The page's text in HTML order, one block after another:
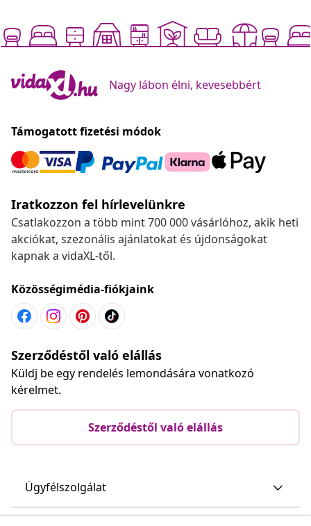
Nagy lábon élni, kevesebbért
Támogatott fizetési módok
Iratkozzon fel hírlevelünkre
Csatlakozzon a több mint 700 000 vásárlóhoz, akik heti
akciókat, szezonális ajánlatokat és újdonságokat
kapnak a vidaXL-től.
Közösségimédia-fiókjaink
Szerződéstől való elállás
Küldj be egy rendelés lemondására vonatkozó
kérelmet.
Szerződéstől való elállás
Ügyfélszolgálat